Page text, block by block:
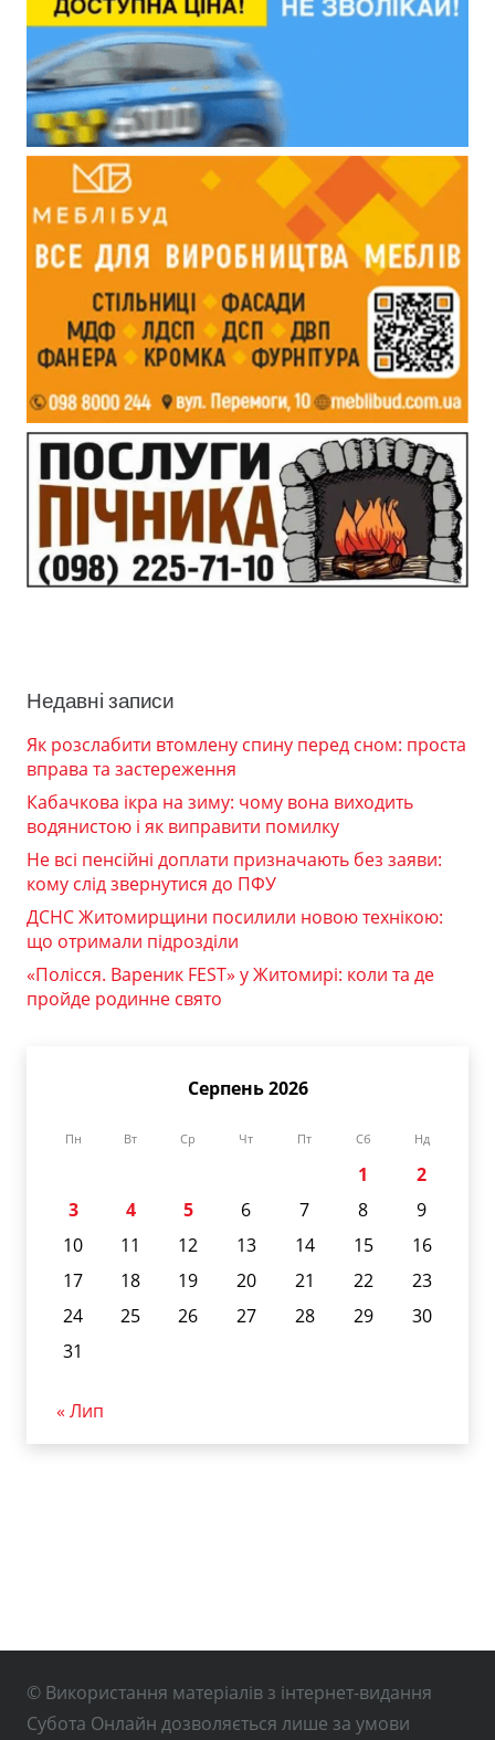
Недавні записи
Як розслабити втомлену спину перед сном: проста
вправа та застереження
Кабачкова ікра на зиму: чому вона виходить
водянистою і як виправити помилку
Не всі пенсійні доплати призначають без заяви:
кому слід звернутися до ПФУ
ДСНС Житомирщини посилили новою технікою:
що отримали підрозділи
«Полісся. Вареник FEST» у Житомирі: коли та де
пройде родинне свято
Серпень 2026
Пн Вт Ср Чт Пт Сб Нд
1
2
3
4 5 6 7 8
9
10
11 12 13 14 15
16
17
18 19 20 21 22
23
24
25 26 27 28 29
30
31
« Лип
© Використання матеріалів з інтернет-видання
Субота Онлайн дозволяється лише за умови